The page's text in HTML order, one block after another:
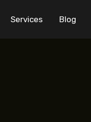
Services Blog